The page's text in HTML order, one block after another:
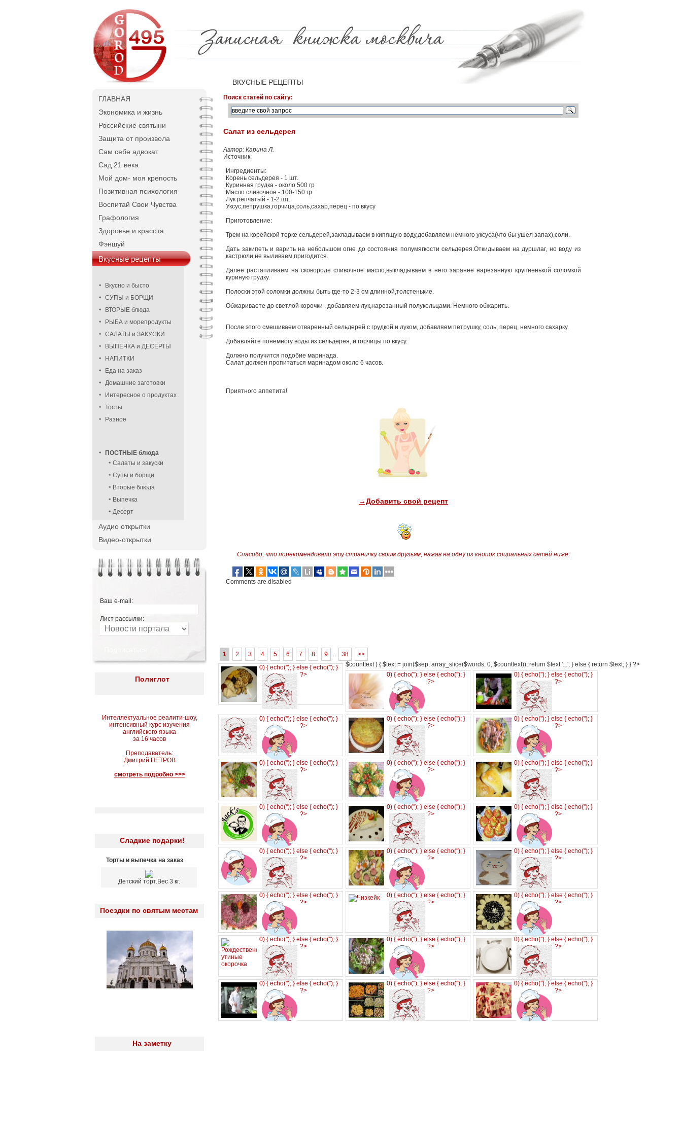
ГЛАВНАЯ
Экономика и жизнь
Российские святыни
Защита от произвола
Сам себе адвокат
Сад 21 века
Мой дом- моя крепость
Позитивная психология
Воспитай Свои Чувства
Графология
Здоровье и красота
Фэншуй
Вкусные рецепты
Вкусно и бысто
СУПЫ и БОРЩИ
ВТОРЫЕ блюда
РЫБА и морепродукты
САЛАТЫ и ЗАКУСКИ
ВЫПЕЧКА и ДЕСЕРТЫ
НАПИТКИ
Еда на заказ
Домашние заготовки
Интересное о продуктах
Тосты
Разное
ПОСТНЫЕ блюда
Салаты и закуски
Супы и борщи
Вторые блюда
Выпечка
Десерт
Аудио открытки
Видео-открытки
Ваш e-mail:
Лист рассылки:
Полиглот
Интеллектуальное реалити-шоу,
интенсивный курс изучения
английского языка
за 16 часов
Преподаватель:
Дмитрий ПЕТРОВ
смотреть подробно >>>
Сладкие подарки!
Торты и выпечка на заказ
Детский торт.Вес 3 кг.
Поездки по святым местам
На заметку
ВКУСНЫЕ РЕЦЕПТЫ
Поиск статей по сайту:
Салат из сельдерея
Автор: Карина Л.
Источник:
Ингредиенты:
Корень сельдерея - 1 шт.
Куринная грудка - около 500 гр
Масло сливочное - 100-150 гр
Лук репчатый - 1-2 шт.
Уксус,петрушка,горчица,соль,сахар,перец - по вкусу
Приготовление:
Трем на корейской терке сельдерей,закладываем в кипящую воду,добавляем немного уксуса(что бы ушел запах),соли.
Дать закипеть и варить на небольшом огне до состояния полумягкости сельдерея.Откидываем на дуршлаг, но воду из
кастрюли не выливаем,пригодится.
Далее растапливаем на сковороде сливочное масло,выкладываем в него заранее нарезанную крупненькой соломкой
куриную грудку.
Полоски этой соломки должны быть где-то 2-3 см длинной,толстенькие.
Обжариваете до светлой корочки , добавляем лук,нарезанный полукольцами. Немного обжарить.
После этого смешиваем отваренный сельдерей с грудкой и луком, добавляем петрушку, соль, перец, немного сахарку.
Добавляйте понемногу воды из сельдерея, и горчицы по вкусу.
Должно получится подобие маринада.
Салат должен пропитаться маринадом около 6 часов.
Приятного аппетита!
→Добавить свой рецепт
Спасибо, что порекомендовали эту страничку своим друзьям, нажав на одну из кнопок социальных сетей ниже:
Comments are disabled
1 2 3 4 5 6 7 8 9 ... 38
>>
$counttext ) { $text = join($sep, array_slice($words, 0, $counttext)); return $text.'...'; } else { return $text; } } ?>
0) { echo(''); } else { echo(''); }
?>
0) { echo(''); } else { echo(''); }
?>
0) { echo(''); } else { echo(''); }
?>
0) { echo(''); } else { echo(''); }
?>
0) { echo(''); } else { echo(''); }
?>
0) { echo(''); } else { echo(''); }
?>
0) { echo(''); } else { echo(''); }
?>
0) { echo(''); } else { echo(''); }
?>
0) { echo(''); } else { echo(''); }
?>
0) { echo(''); } else { echo(''); }
?>
0) { echo(''); } else { echo(''); }
?>
0) { echo(''); } else { echo(''); }
?>
0) { echo(''); } else { echo(''); }
?>
0) { echo(''); } else { echo(''); }
?>
0) { echo(''); } else { echo(''); }
?>
0) { echo(''); } else { echo(''); }
?>
0) { echo(''); } else { echo(''); }
?>
0) { echo(''); } else { echo(''); }
?>
0) { echo(''); } else { echo(''); }
?>
0) { echo(''); } else { echo(''); }
?>
0) { echo(''); } else { echo(''); }
?>
0) { echo(''); } else { echo(''); }
?>
0) { echo(''); } else { echo(''); }
?>
0) { echo(''); } else { echo(''); }
?>